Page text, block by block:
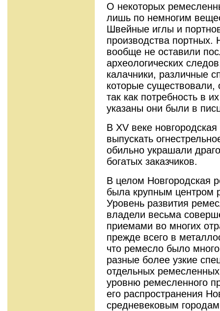
О некоторых
лишь по немногим
Швейные иглы и
производства портных.
вообще не оставили
археологических
калачники, различные
которые существовали,
так как потребность в
указаны они были в
В XV веке
выпускать
обильно украшали
богатых заказчиков.
В целом Новгородская
была крупным центром
Уровень развития
владели весьма
приемами во многих
прежде всего в
что ремесло было
разные более узкие
отдельных
уровню ремесленного
его распространения
средневековым